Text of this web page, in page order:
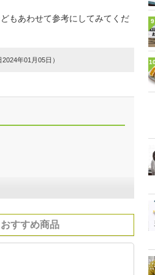
もあわせて参考にしてみてくだ
年01月05日）
おすすめ商品
9